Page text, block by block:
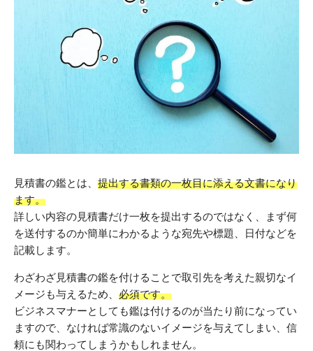
見積書の鑑とは、 提出する書類の一枚目に添える文書になり
ます。
詳しい内容の見積書だけ一枚を提出するのではなく、まず何
を送付するのか簡単にわかるような宛先や標題、日付などを
記載します。
わざわざ見積書の鑑を付けることで取引先を考えた親切なイ
メージも与えるため、 必須です。
ビジネスマナーとしても鑑は付けるのが当たり前になってい
ますので、なければ常識のないイメージを与えてしまい、信
頼にも関わってしまうかもしれません。